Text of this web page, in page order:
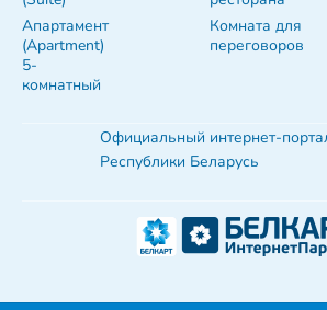
Апартамент
(Apartment)
5-
комнатный
Комната для
переговоров
Официальный интернет-
Республики Беларусь